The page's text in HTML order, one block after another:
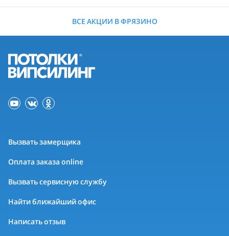
ВСЕ АКЦИИ В ФРЯЗИНО
Вызвать замерщика
Оплата заказа online
Вызвать сервисную службу
Найти ближайший офис
Написать отзыв